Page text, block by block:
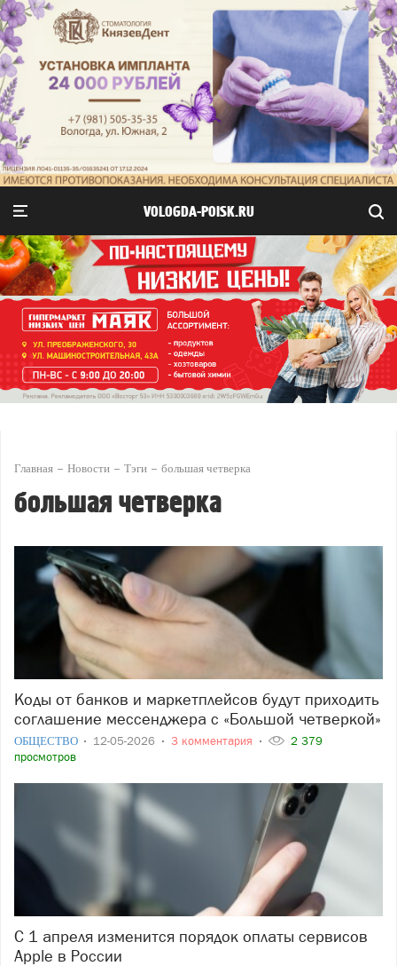
VOLOGDA-POISK.RU
Главная Новости Тэги большая четверка
большая четверка
Коды от банков и маркетплейсов будут приходить в «МАКС»: подписано
соглашение мессенджера с «Большой четверкой»
ОБЩЕСТВО 12-05-2026 3 комментария
2 379
просмотров
С 1 апреля изменится порядок оплаты сервисов
Apple в России